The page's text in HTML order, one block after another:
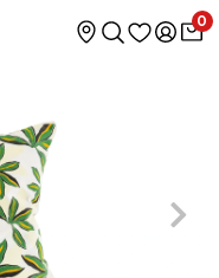
0